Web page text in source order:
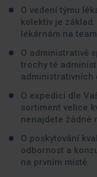
O vedení týmu
kolektiv je
lékárnám na
O administrativě
trochy té
administrativních
O expedici dle
sortiment velice
nenajdete žádné
O poskytování
odbornost a
na prvním místě.